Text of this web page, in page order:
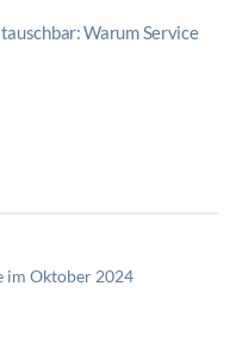
Warum Service
im Oktober 2024